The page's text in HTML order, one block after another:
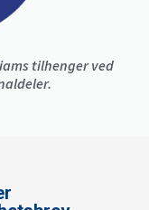
tilhenger ved